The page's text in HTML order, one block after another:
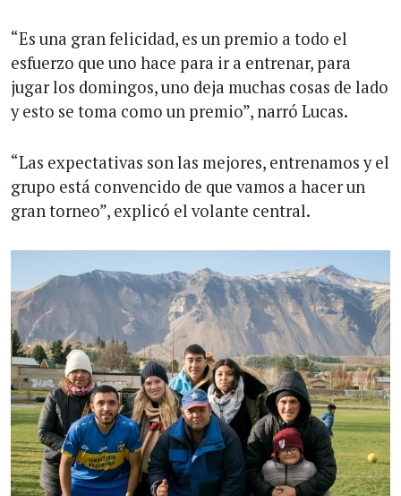
“Es una gran felicidad, es un premio a todo el
esfuerzo que uno hace para ir a entrenar, para
jugar los domingos, uno deja muchas cosas de lado
y esto se toma como un premio”, narró Lucas.
“Las expectativas son las mejores, entrenamos y el
grupo está convencido de que vamos a hacer un
gran torneo”, explicó el volante central.